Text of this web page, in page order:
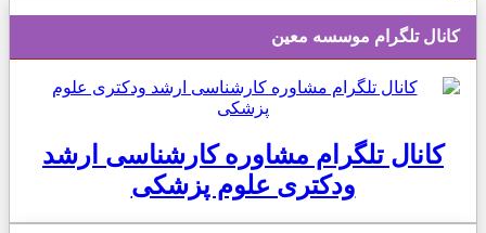
کانال تلگرام موسسه معین
کانال تلگرام مشاوره کارشناسی ارشد
ودکتری علوم پزشکی